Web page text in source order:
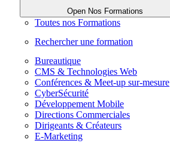
Open Nos Formations
Toutes nos Formations
Rechercher une formation
Bureautique
CMS & Technologies Web
Conférences & Meet-up sur-mesure
CyberSécurité
Développement Mobile
Directions Commerciales
Dirigeants & Créateurs
E-Marketing